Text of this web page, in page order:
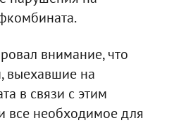
внимание, что
выехавшие на
в связи с этим
все необходимое для